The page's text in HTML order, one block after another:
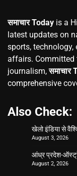
समाचार Today is a
latest updates on
sports,
affairs. Committed
journalism,समाचार
comprehensive
Also Check:
खेलो इंडिया से
August 3, 2026
आंध्र प्रदेश-
August 2, 2026